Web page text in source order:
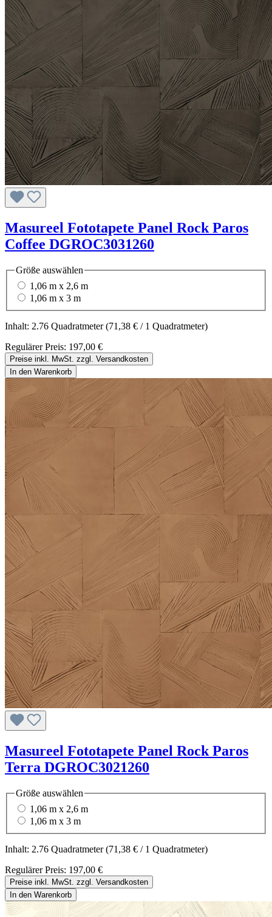
Masureel Fototapete Panel Rock Paros
Coffee DGROC3031260
Größe auswählen
1,06 m x 2,6 m
1,06 m x 3 m
Inhalt: 2.76 Quadratmeter(71,38 € / 1 Quadratmeter)
Regulärer Preis: 197,00 €
Preise inkl. MwSt. zzgl. Versandkosten
In den Warenkorb
Masureel Fototapete Panel Rock Paros
Terra DGROC3021260
Größe auswählen
1,06 m x 2,6 m
1,06 m x 3 m
Inhalt: 2.76 Quadratmeter(71,38 € / 1 Quadratmeter)
Regulärer Preis: 197,00 €
Preise inkl. MwSt. zzgl. Versandkosten
In den Warenkorb